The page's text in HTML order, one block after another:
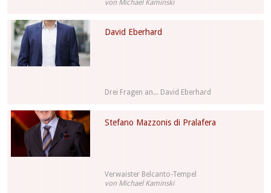
von Michael Kaminski
David Eberhard
Drei Fragen an... David Eberhard
Stefano Mazzonis di Pralafera
Verwaister Belcanto-Tempel
von Michael Kaminski